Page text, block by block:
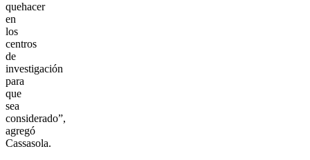
quehacer
en
los
centros
de
investigación
para
que
sea
considerado”,
agregó
Cassasola.